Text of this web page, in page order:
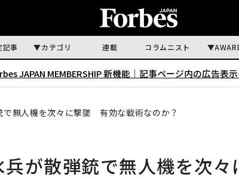
記事 カテゴリ 連載 コラムニスト
JAPAN MEMBERSHIP 新機能｜ 記事ページ内の広告表
無人機を次々に撃墜 有効な戦術なのか？
が散弾銃で無人機を次々